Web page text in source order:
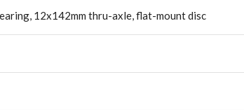
12x142mm thru-axle, flat-mount disc